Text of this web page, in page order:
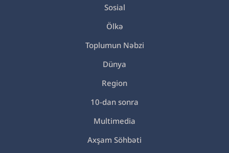
Sosial
Ölkə
Toplumun Nəbzi
Dünya
Region
10-dan sonra
Multimedia
Axşam Söhbəti